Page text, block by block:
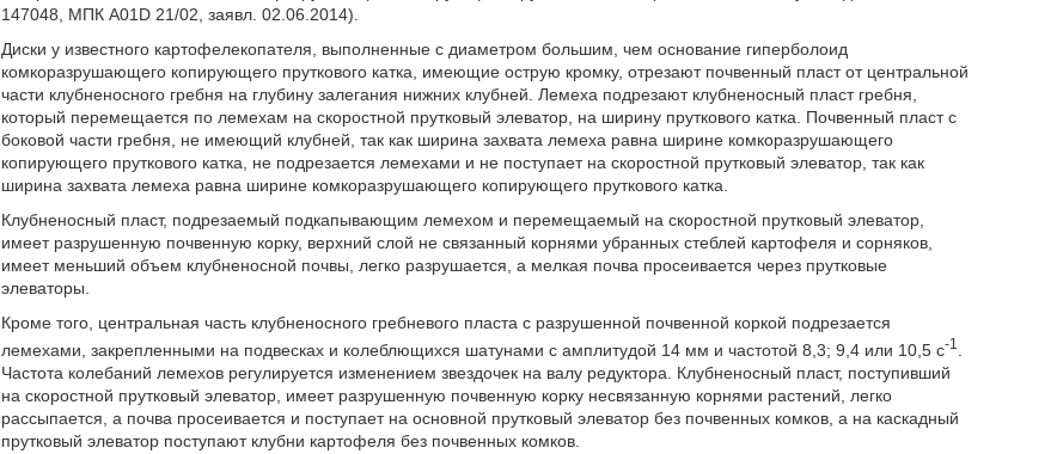
147048, МПК A01D 21/02, заявл. 02.06.2014).
Диски у известного картофелекопателя, выполненные с диаметром большим, чем основание гиперболоид
комкоразрушающего копирующего пруткового катка, имеющие острую кромку, отрезают почвенный пласт от центральной
части клубненосного гребня на глубину залегания нижних клубней. Лемеха подрезают клубненосный пласт гребня,
который перемещается по лемехам на скоростной прутковый элеватор, на ширину пруткового катка. Почвенный пласт с
боковой части гребня, не имеющий клубней, так как ширина захвата лемеха равна ширине комкоразрушающего
копирующего пруткового катка, не подрезается лемехами и не поступает на скоростной прутковый элеватор, так как
ширина захвата лемеха равна ширине комкоразрушающего копирующего пруткового катка.
Клубненосный пласт, подрезаемый подкапывающим лемехом и перемещаемый на скоростной прутковый элеватор,
имеет разрушенную почвенную корку, верхний слой не связанный корнями убранных стеблей картофеля и сорняков,
имеет меньший объем клубненосной почвы, легко разрушается, а мелкая почва просеивается через прутковые
элеваторы.
Кроме того, центральная часть клубненосного гребневого пласта с разрушенной почвенной коркой подрезается
лемехами, закрепленными на подвесках и колеблющихся шатунами с амплитудой 14 мм и частотой 8,3; 9,4 или 10,5 с-1
Частота колебаний лемехов регулируется изменением звездочек на валу редуктора. Клубненосный пласт, поступивший
на скоростной прутковый элеватор, имеет разрушенную почвенную корку несвязанную корнями растений, легко
рассыпается, а почва просеивается и поступает на основной прутковый элеватор без почвенных комков, а на каскадный
прутковый элеватор поступают клубни картофеля без почвенных комков.